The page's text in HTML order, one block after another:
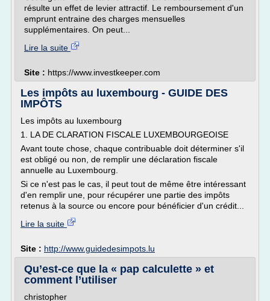
résulte un effet de levier attractif. Le remboursement d'un
emprunt entraine des charges mensuelles
supplémentaires. On peut...
Lire la suite
Site : https://www.investkeeper.com
Les impôts au luxembourg - GUIDE DES
IMPÔTS
Les impôts au luxembourg
1. LA DE CLARATION FISCALE LUXEMBOURGEOISE
Avant toute chose, chaque contribuable doit déterminer s'il
est obligé ou non, de remplir une déclaration fiscale
annuelle au Luxembourg.
Si ce n'est pas le cas, il peut tout de même être intéressant
d'en remplir une, pour récupérer une partie des impôts
retenus à la source ou encore pour bénéficier d'un crédit...
Lire la suite
Site : http://www.guidedesimpots.lu
Qu’est-ce que la « pap calculette » et
comment l’utiliser
christopher